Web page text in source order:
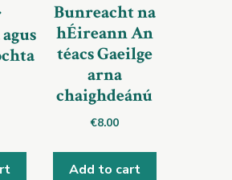
Bunreacht na
hÉireann An
téacs Gaeilge
arna
chaighdeánú
€8.00
Add to cart